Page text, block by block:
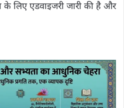
के लिए एडवाइजरी जारी की है और